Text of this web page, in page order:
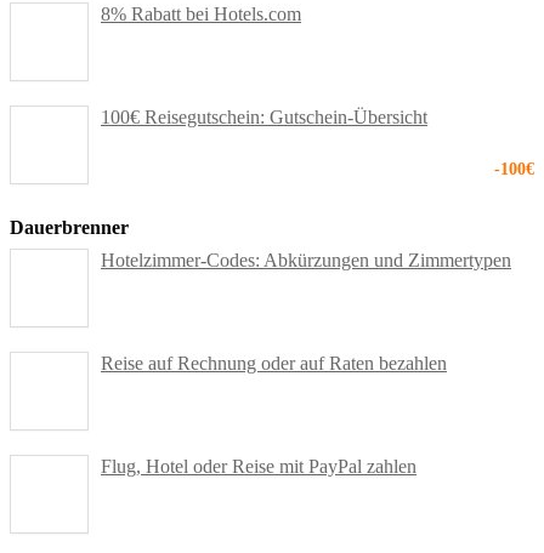
8% Rabatt bei Hotels.com
100€ Reisegutschein: Gutschein-Übersicht
-100€
Dauerbrenner
Hotelzimmer-Codes: Abkürzungen und Zimmertypen
Reise auf Rechnung oder auf Raten bezahlen
Flug, Hotel oder Reise mit PayPal zahlen